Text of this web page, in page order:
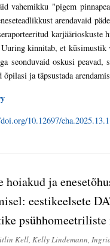
vahemikku "pigem
arendavaid
karjäärioskuste
kinnitab, et küsimustik
seonduvaid oskusi
õpilasi ja täpsustada
10.12697/
hoiakud ja
eestikeelsete
Kell, Kelly Lindemann,